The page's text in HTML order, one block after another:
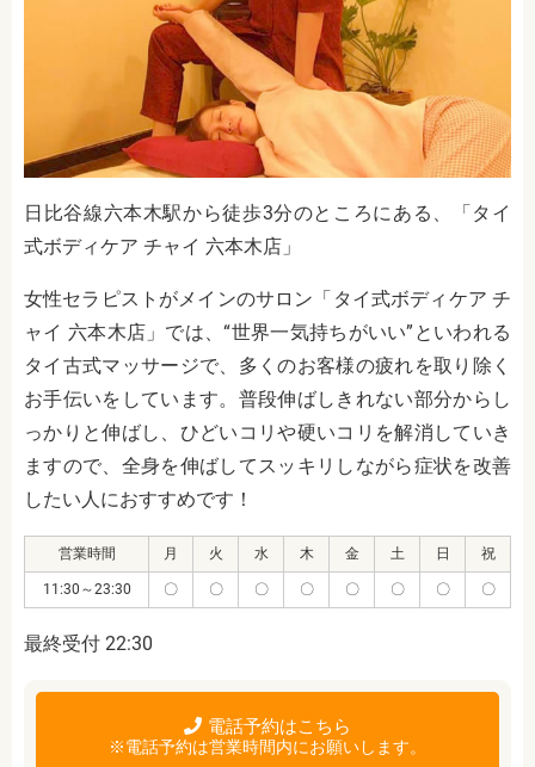
日比谷線六本木駅から徒歩3分のところにある、「タイ
式ボディケア チャイ 六本木店」
女性セラピストがメインのサロン「タイ式ボディケア チ
ャイ 六本木店」では、“世界一気持ちがいい”といわれる
タイ古式マッサージで、多くのお客様の疲れを取り除く
お手伝いをしています。普段伸ばしきれない部分からし
っかりと伸ばし、ひどいコリや硬いコリを解消していき
ますので、全身を伸ばしてスッキリしながら症状を改善
したい人におすすめです！
営業時間 月 火 水 木 金 土 日 祝
11:30～23:30 〇 〇 〇 〇 〇 〇 〇 〇
最終受付 22:30
電話予約はこちら
※電話予約は営業時間内にお願いします。